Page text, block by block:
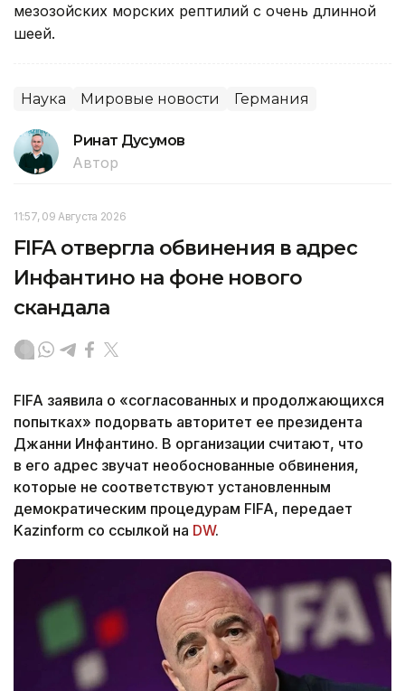
мезозойских морских рептилий с очень длинной
шеей.
Наука Мировые новости Германия
Ринат Дусумов
Автор
11:57, 09 Августа 2026
FIFA отвергла обвинения в адрес
Инфантино на фоне нового
скандала
FIFA заявила о «согласованных и продолжающихся
попытках» подорвать авторитет ее президента
Джанни Инфантино. В организации считают, что
в его адрес звучат необоснованные обвинения,
которые не соответствуют установленным
демократическим процедурам FIFA, передает
Kazinform со ссылкой на DW.